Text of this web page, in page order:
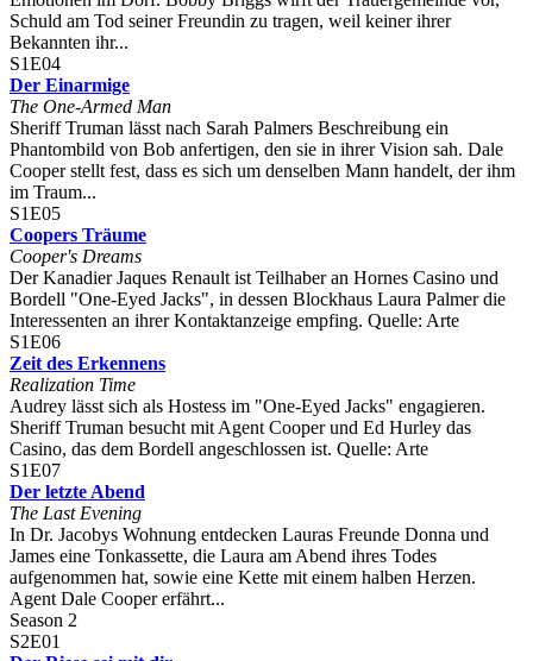
Schuld am Tod seiner Freundin zu tragen, weil keiner ihrer
Bekannten ihr...
S1E04
Der Einarmige
The One-Armed Man
Sheriff Truman lässt nach Sarah Palmers Beschreibung ein
Phantombild von Bob anfertigen, den sie in ihrer Vision sah. Dale
Cooper stellt fest, dass es sich um denselben Mann handelt, der ihm
im Traum...
S1E05
Coopers Träume
Cooper's Dreams
Der Kanadier Jaques Renault ist Teilhaber an Hornes Casino und
Bordell "One-Eyed Jacks", in dessen Blockhaus Laura Palmer die
Interessenten an ihrer Kontaktanzeige empfing. Quelle: Arte
S1E06
Zeit des Erkennens
Realization Time
Audrey lässt sich als Hostess im "One-Eyed Jacks" engagieren.
Sheriff Truman besucht mit Agent Cooper und Ed Hurley das
Casino, das dem Bordell angeschlossen ist. Quelle: Arte
S1E07
Der letzte Abend
The Last Evening
In Dr. Jacobys Wohnung entdecken Lauras Freunde Donna und
James eine Tonkassette, die Laura am Abend ihres Todes
aufgenommen hat, sowie eine Kette mit einem halben Herzen.
Agent Dale Cooper erfährt...
Season 2
S2E01